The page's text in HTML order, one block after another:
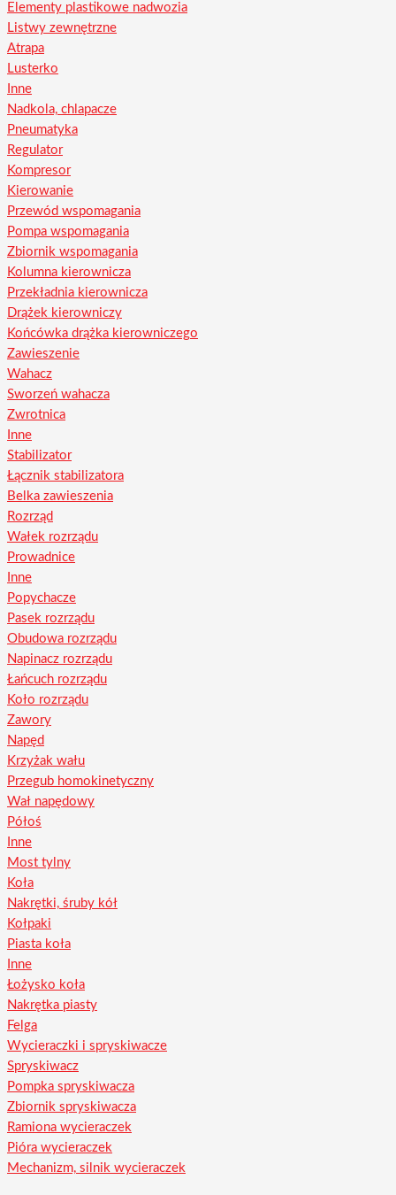
Elementy plastikowe nadwozia
Listwy zewnętrzne
Atrapa
Lusterko
Inne
Nadkola, chlapacze
Pneumatyka
Regulator
Kompresor
Kierowanie
Przewód wspomagania
Pompa wspomagania
Zbiornik wspomagania
Kolumna kierownicza
Przekładnia kierownicza
Drążek kierowniczy
Końcówka drążka kierowniczego
Zawieszenie
Wahacz
Sworzeń wahacza
Zwrotnica
Inne
Stabilizator
Łącznik stabilizatora
Belka zawieszenia
Rozrząd
Wałek rozrządu
Prowadnice
Inne
Popychacze
Pasek rozrządu
Obudowa rozrządu
Napinacz rozrządu
Łańcuch rozrządu
Koło rozrządu
Zawory
Napęd
Krzyżak wału
Przegub homokinetyczny
Wał napędowy
Półoś
Inne
Most tylny
Koła
Nakrętki, śruby kół
Kołpaki
Piasta koła
Inne
Łożysko koła
Nakrętka piasty
Felga
Wycieraczki i spryskiwacze
Spryskiwacz
Pompka spryskiwacza
Zbiornik spryskiwacza
Ramiona wycieraczek
Pióra wycieraczek
Mechanizm, silnik wycieraczek